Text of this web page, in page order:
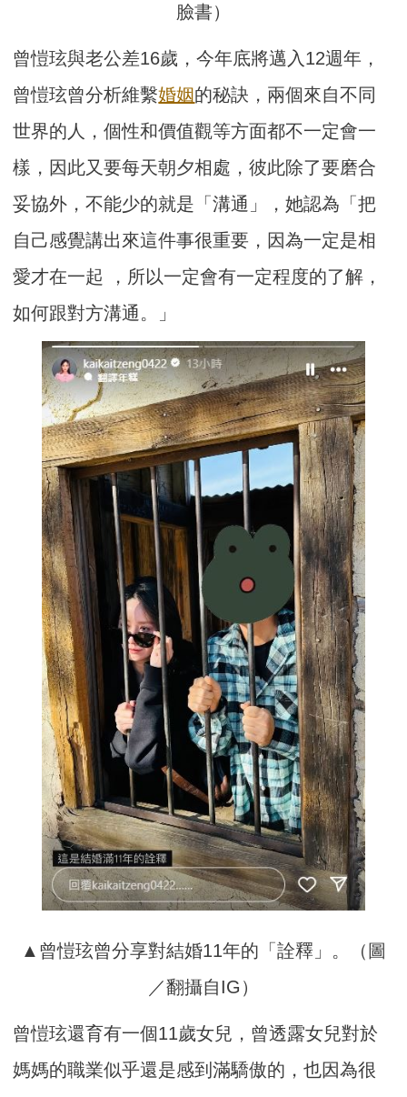
臉書）
曾愷玹與老公差16歲，今年底將邁入12週年，
曾愷玹曾分析維繫婚姻的秘訣，兩個來自不同
世界的人，個性和價值觀等方面都不一定會一
樣，因此又要每天朝夕相處，彼此除了要磨合
妥協外，不能少的就是「溝通」，她認為「把
自己感覺講出來這件事很重要，因為一定是相
愛才在一起 ，所以一定會有一定程度的了解，
如何跟對方溝通。」
▲曾愷玹曾分享對結婚11年的「詮釋」。（圖
／翻攝自IG）
曾愷玹還育有一個11歲女兒，曾透露女兒對於
媽媽的職業似乎還是感到滿驕傲的，也因為很